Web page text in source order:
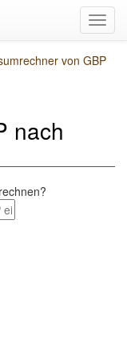
von GBP
nach